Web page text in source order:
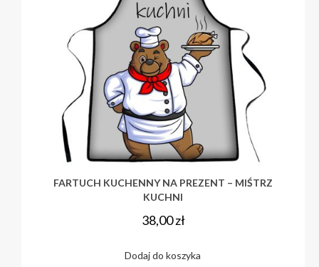
FARTUCH KUCHENNY NA PREZENT – MIŚTRZ
KUCHNI
38,00zł
Dodaj do koszyka